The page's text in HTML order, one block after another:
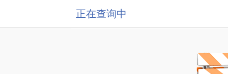
正在查询中